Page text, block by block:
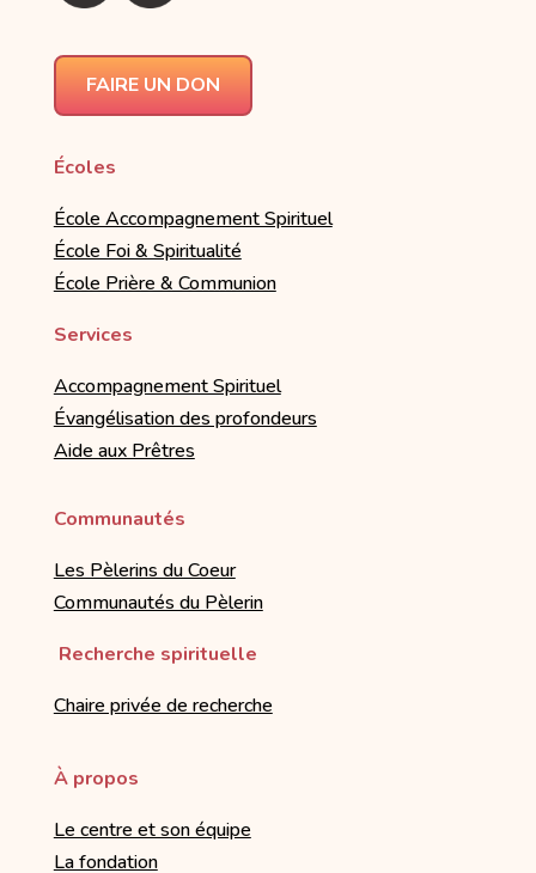
FAIRE UN DON
Écoles
École Accompagnement Spirituel
École Foi & Spiritualité
École Prière & Communion
Services
Accompagnement Spirituel
Évangélisation des profondeurs
Aide aux Prêtres
Communautés
Les Pèlerins du Coeur
Communautés du Pèlerin
Recherche spirituelle
Chaire privée de recherche
À propos
Le centre et son équipe
La fondation